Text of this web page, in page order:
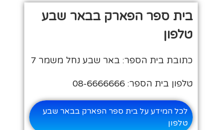
בית ספר הפארק בבאר שבע
טלפון
כתובת בית הספר: באר שבע נחל משמר 7
טלפון בית הספר: 08-6666666
לכל המידע על בית ספר הפארק בבאר שבע
טלפון